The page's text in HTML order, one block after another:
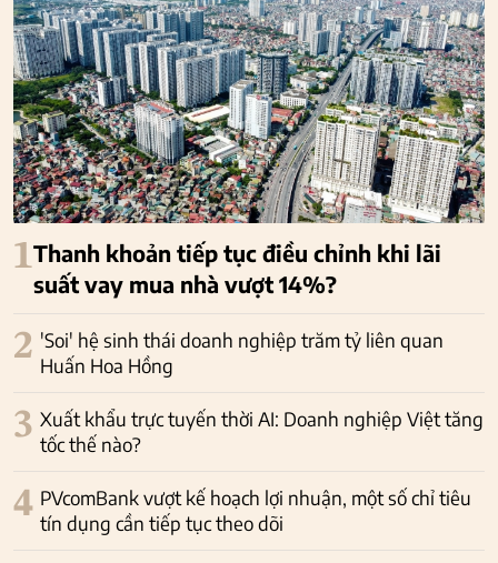
1Thanh khoản tiếp tục điều chỉnh khi lãi
suất vay mua nhà vượt 14%?
2 'Soi' hệ sinh thái doanh nghiệp trăm tỷ liên quan
Huấn Hoa Hồng
3 Xuất khẩu trực tuyến thời AI: Doanh nghiệp Việt tăng
tốc thế nào?
4 PVcomBank vượt kế hoạch lợi nhuận, một số chỉ tiêu
tín dụng cần tiếp tục theo dõi